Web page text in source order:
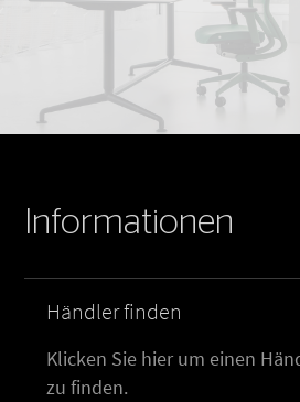
Informationen
Händler finden
Klicken Sie hier um einen
zu finden.